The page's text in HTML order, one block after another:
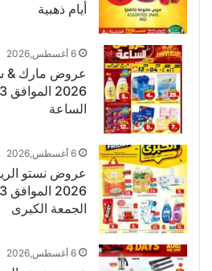
أيام ذهبية
6 أغسطس,2026
الساعة
6 أغسطس,2026
الجمعة الكبرى
6 أغسطس,2026